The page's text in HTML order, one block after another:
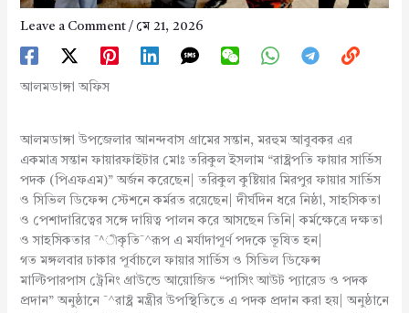
Leave a Comment / মে 21, 2026
আলমডাঙ্গা অফিস
আলমডাঙ্গা উপজেলার আনন্দবাস গ্রামের সন্তান, মরহুম আবুবকর এর
একমাত্র সন্তান ফায়ারফাইটার মোঃ তরিকুল ইসলাম “রাষ্ট্রপতি ফায়ার সার্ভিস
পদক (পিএফএম)” অর্জন করেছেন| তরিকুল কুষ্টিয়ার মিরপুর ফায়ার সার্ভিস
ও সিভিল ডিফেন্স স্টেশনে কর্মরত রয়েছেন| দীর্ঘদিন ধরে নিষ্ঠা, সাহসিকতা
ও পেশাদারিত্বের সঙ্গে দায়িত্ব পালন করে আসছেন তিনি| কর্মক্ষেত্রে দক্ষতা
ও সাহসিকতার ¯^ীকৃতি¯^রূপ এ মর্যাদাপূর্ণ পদকে ভূষিত হন|
গত মঙ্গলবার ঢাকার পূর্বাচলে ফায়ার সার্ভিস ও সিভিল ডিফেন্স
মাল্টিপারপাস ট্রেনিং গ্রাউন্ডে আয়োজিত “পাসিং আউট প্যারেড ও পদক
প্রদান” অনুষ্ঠানে ¯^রাষ্ট্র মন্ত্রীর উপস্থিতিতে এ পদক প্রদান করা হয়| অনুষ্ঠানে